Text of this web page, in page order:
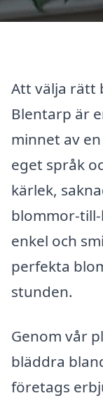
Att välja rätt
Blentarp är
minnet av
eget språk
kärlek,
blommor-
enkel och
perfekta
stunden.
Genom vår
bläddra
företags